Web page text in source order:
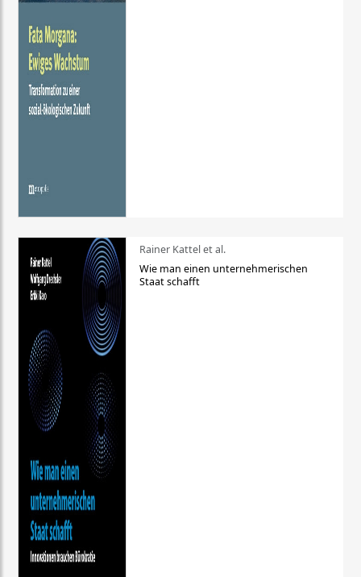
Rainer Kattel et al.
Wie man einen unternehmerischen
Staat schafft